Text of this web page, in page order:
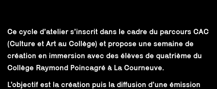
Ce cycle d’atelier s’inscrit dans le cadre du parcours CAC
(Culture et Art au Collège) et propose une semaine de
création en immersion avec des élèves de quatrième du
Collège Raymond Poincagré à La Courneuve.
L’objectif est la création puis la diffusion d’une émission